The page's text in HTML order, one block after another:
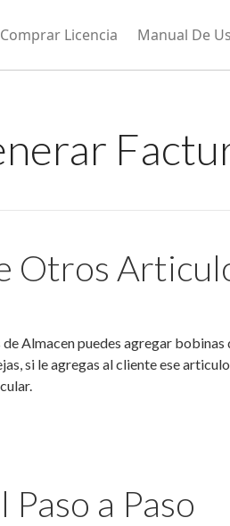
Comprar Licencia Manual De
Otros
Almacen puedes agregar
si le agregas al cliente ese
Paso a Paso